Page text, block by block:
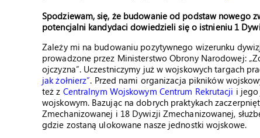
Spodziewam, się, że budowanie od podstaw nowego
potencjalni kandydaci dowiedzieli się o istnieniu 1
Zależy mi na budowaniu pozytywnego wizerunku
prowadzone przez Ministerstwo Obrony Narodowej:
ojczyzna”. Uczestniczymy już w wojskowych targach
jak żołnierz”. Przed nami organizacja pikników
też z Centralnym Wojskowym Centrum Rekrutacji i
wojskowym. Bazując na dobrych praktykach
Zmechanizowanej i 18 Dywizji Zmechanizowanej,
gdzie zostaną ulokowane nasze jednostki wojskowe.